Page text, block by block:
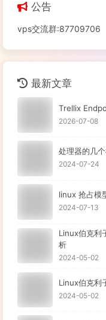
公告
vps交流群:87709706
最新文章
Trellix
2026-07-08
处理器的几
2024-07-24
linux 抢占模
2024-07-13
Linux伯克利
析
2024-05-02
Linux伯克利
2024-05-02